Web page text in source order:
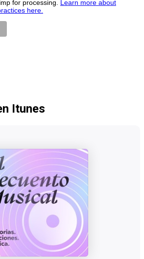
for processing. Learn more about
here.
Itunes